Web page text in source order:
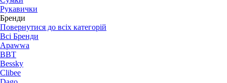
Рукавички
Бренди
Повернутися до всіх категорій
Всі Бренди
Apawwa
BBT
Bessky
Clibee